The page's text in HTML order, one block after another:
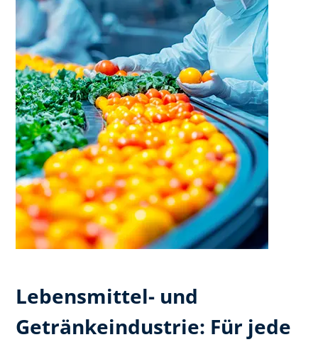
Lebensmittel- und
Getränkeindustrie: Für jede